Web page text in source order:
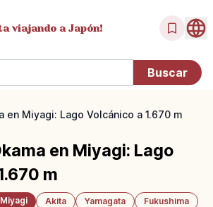
viajando a Japón!
en Miyagi: Lago Volcánico a 1.670 m
en Miyagi: Lago
m
Miyagi Akita Yamagata Fukushima